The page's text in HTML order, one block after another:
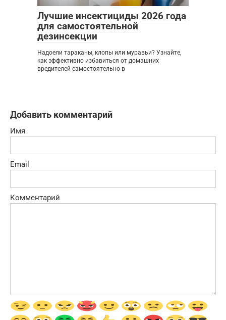
Лучшие инсектициды 2026 года
для самостоятельной
дезинсекции
Надоели тараканы, клопы или муравьи? Узнайте,
как эффективно избавиться от домашних
вредителей самостоятельно в
Добавить комментарий
Имя
Email
Комментарий